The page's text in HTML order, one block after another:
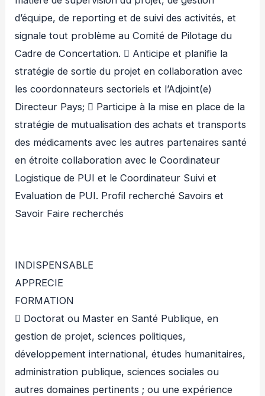
d’équipe, de reporting et de suivi des activités, et
signale tout problème au Comité de Pilotage du
Cadre de Concertation.  Anticipe et planifie la
stratégie de sortie du projet en collaboration avec
les coordonnateurs sectoriels et l’Adjoint(e)
Directeur Pays;  Participe à la mise en place de la
stratégie de mutualisation des achats et transports
des médicaments avec les autres partenaires santé
en étroite collaboration avec le Coordinateur
Logistique de PUI et le Coordinateur Suivi et
Evaluation de PUI. Profil recherché Savoirs et
Savoir Faire recherchés
INDISPENSABLE
APPRECIE
FORMATION
 Doctorat ou Master en Santé Publique, en
gestion de projet, sciences politiques,
développement international, études humanitaires,
administration publique, sciences sociales ou
autres domaines pertinents ; ou une expérience